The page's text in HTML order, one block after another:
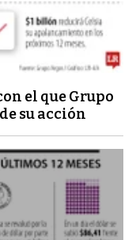
el que Grupo
su acción